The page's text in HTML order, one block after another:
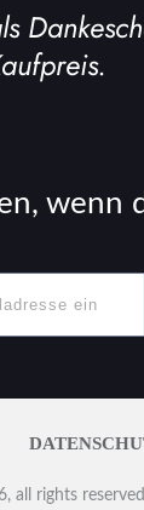
wenn
, all rights